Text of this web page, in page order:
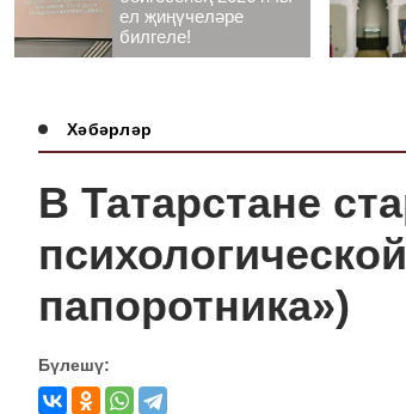
ел җиңүчеләре
билгеле!
Хәбәрләр
В Татарстане
папоротника»)
Бүлешү: